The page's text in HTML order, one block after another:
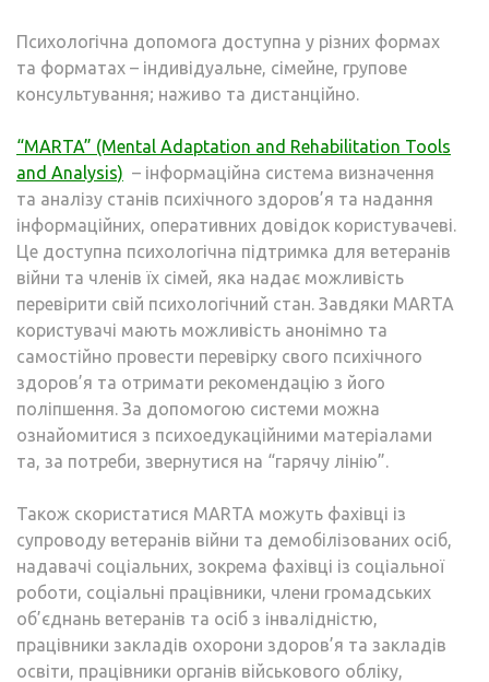
Психологічна допомога доступна у різних формах
та форматах – індивідуальне, сімейне, групове
консультування; наживо та дистанційно.
“MARTA” (Mental Adaptation and Rehabilitation Tools
and Analysis) – інформаційна система визначення
та аналізу станів психічного здоров’я та надання
інформаційних, оперативних довідок користувачеві.
Це доступна психологічна підтримка для ветеранів
війни та членів їх сімей, яка надає можливість
перевірити свій психологічний стан. Завдяки MARTA
користувачі мають можливість анонімно та
самостійно провести перевірку свого психічного
здоров’я та отримати рекомендацію з його
поліпшення. За допомогою системи можна
ознайомитися з психоедукаційними матеріалами
та, за потреби, звернутися на “гарячу лінію”.
Також скористатися MARTA можуть фахівці із
супроводу ветеранів війни та демобілізованих осіб,
надавачі соціальних, зокрема фахівці із соціальної
роботи, соціальні працівники, члени громадських
об’єднань ветеранів та осіб з інвалідністю,
працівники закладів охорони здоров’я та закладів
освіти, працівники органів військового обліку,